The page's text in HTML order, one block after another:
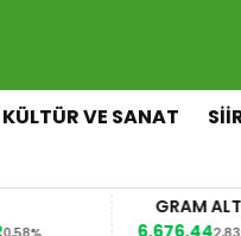
KÜLTÜR VE SANAT
GRAM ALTIN